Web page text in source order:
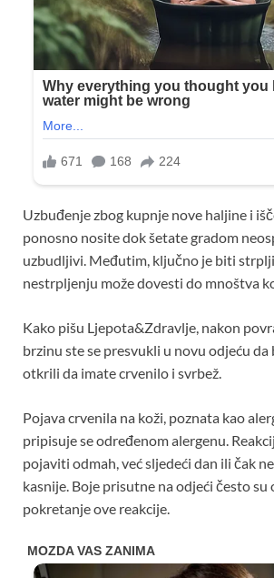
Uzbuđenje zbog kupnje nove haljine i
ponosno nosite dok šetate gradom
uzbudljivi. Međutim, ključno je biti
nestrpljenju može dovesti do mnoštva
Kako pišu Ljepota&Zdravlje, nakon
brzinu ste se presvukli u novu odjeću
otkrili da imate crvenilo i svrbež.
Pojava crvenila na koži, poznata kao
pripisuje se određenom alergenu.
pojaviti odmah, već sljedeći dan ili čak
kasnije. Boje prisutne na odjeći često su
pokretanje ove reakcije.